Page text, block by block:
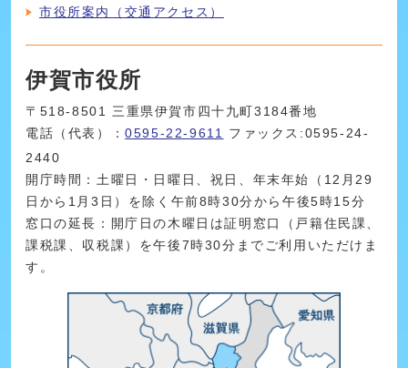
市役所案内（交通アクセス）
伊賀市役所
〒518-8501 三重県伊賀市四十九町3184番地
電話（代表）：0595-22-9611
ファックス:0595-24-
2440
開庁時間：土曜日・日曜日、祝日、年末年始（12月29
日から1月3日）を除く午前8時30分から午後5時15分
窓口の延長：開庁日の木曜日は証明窓口（戸籍住民課、
課税課、収税課）を午後7時30分までご利用いただけま
す。